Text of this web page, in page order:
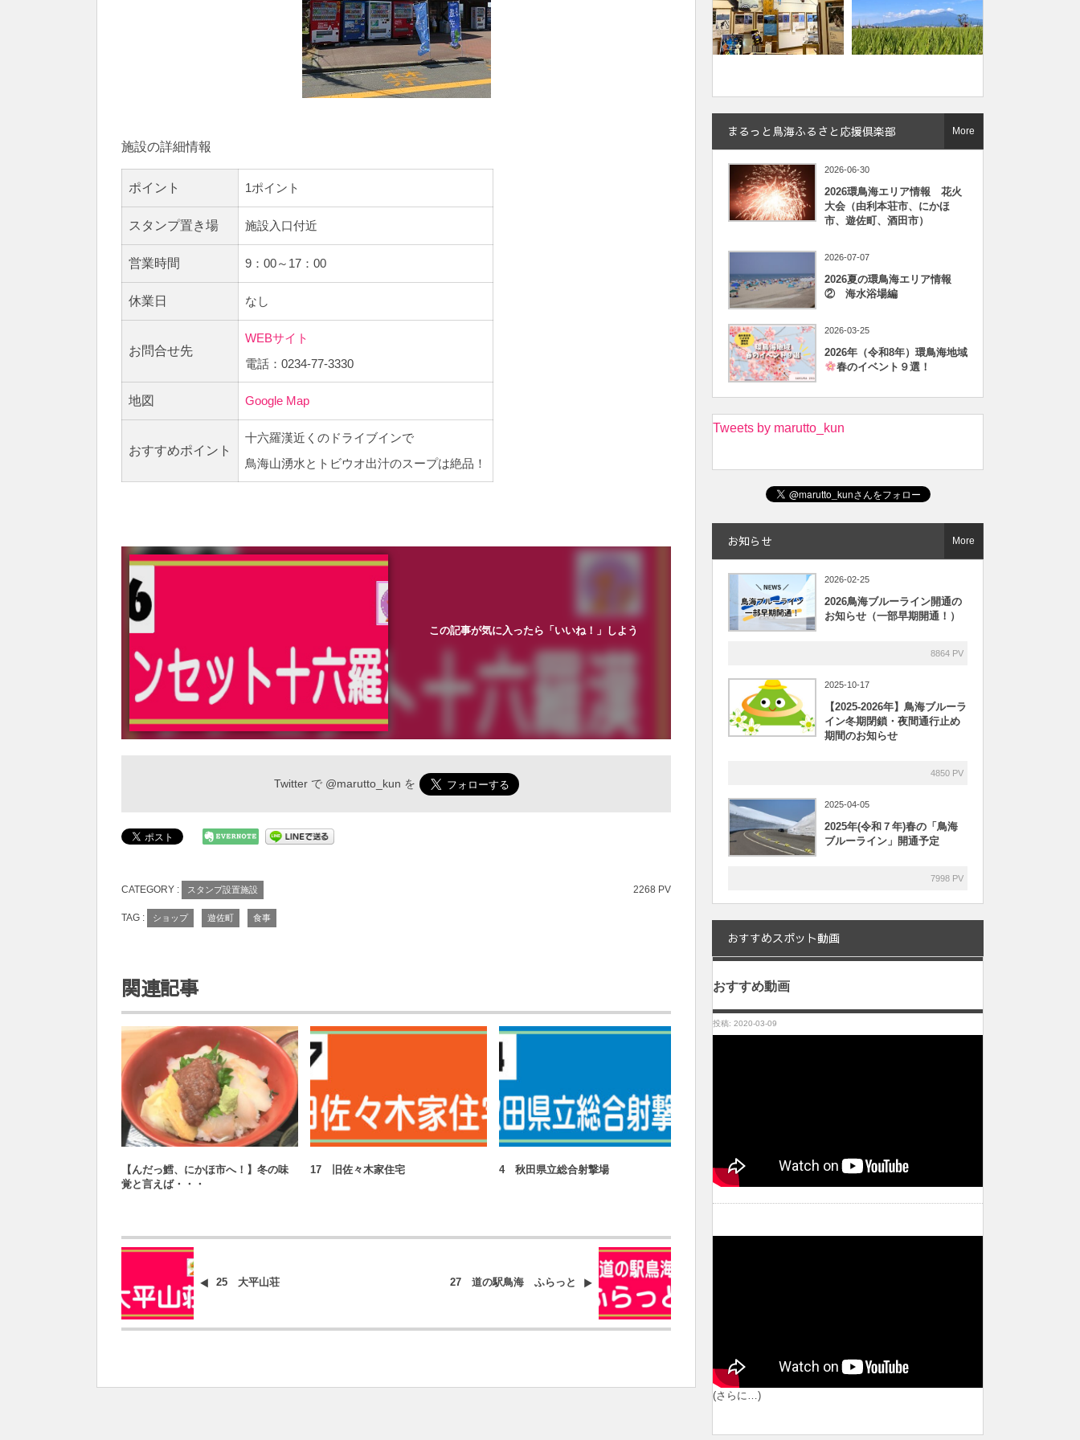
施設の詳細情報
ポイント 1ポイント
スタンプ置き場 施設入口付近
営業時間 9：00～17：00
休業日 なし
お問合せ先
WEBサイト
電話：0234-77-3330
地図 Google Map
おすすめポイント
十六羅漢近くのドライブインで
鳥海山湧水とトビウオ出汁のスープは絶品！
この記事が気に入ったら「いいね！」しよう
Twitter で @marutto_kun を
2268 PV
CATEGORY : スタンプ設置施設
TAG : ショップ 遊佐町 食事
関連記事
【んだっ鱈、にかほ市へ！】冬の味
覚と言えば・・・
17 旧佐々木家住宅 4 秋田県立総合射撃場
スタンプ設置施設2020
34 ホテルリッチ＆ガーデン酒田
33 オランダせんべいＦＡＣＴＯＲ
Ｙ
25 大平山荘 27 道の駅鳥海 ふらっと
まるっと鳥海ふるさと応援倶楽部
2026-06-30
2026環鳥海エリア情報 花火
大会（由利本荘市、にかほ
市、遊佐町、酒田市）
2026-07-07
2026夏の環鳥海エリア情報
② 海水浴場編
2026-03-25
2026年（令和8年）環鳥海地域
春のイベント９選！
More
Tweets by marutto_kun
お知らせ
2026-02-25
2026鳥海ブルーライン開通の
お知らせ（一部早期開通！）
8864 PV
2025-10-17
【2025-2026年】鳥海ブルーラ
イン冬期閉鎖・夜間通行止め
期間のお知らせ
4850 PV
2025-04-05
2025年(令和７年)春の「鳥海
ブルーライン」開通予定
7998 PV
More
おすすめスポット動画
おすすめ動画
投稿: 2020-03-09
(さらに…)